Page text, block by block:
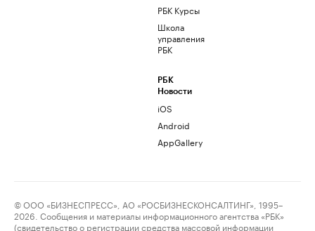
РБК Курсы
Школа
управления
РБК
РБК
Новости
iOS
Android
AppGallery
© ООО «БИЗНЕСПРЕСС», АО «РОСБИЗНЕСКОНСАЛТИНГ», 1995–
2026. Сообщения и материалы информационного агентства «РБК»
(свидетельство о регистрации средства массовой информации